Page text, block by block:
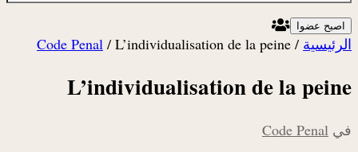
اصبح عضوا
الرئيسية /
Code Penal / L’individualisation de la peine
L’individualisation de la peine
في Code Penal